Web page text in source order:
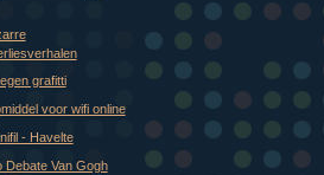
grafitti
voor wifi online
- Havelte
Debate Van Gogh